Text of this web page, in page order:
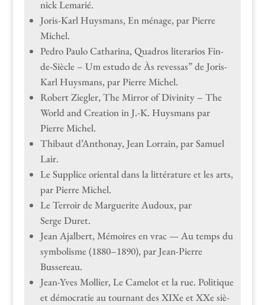
nick Lemarié.
Joris-Karl Huys­mans, En ménage, par Pierre
Michel.
Pedro Paulo Catha­ri­na, Quadros lit­er­ar­ios Fin-
de-Siè­cle – Um estu­do de Às reves­sas” de Joris-
Karl Huys­mans, par Pierre Michel.
Robert Ziegler, The Mir­ror of Divin­i­ty – The
World and Cre­ation in J.-K. Huys­mans par
Pierre Michel.
Thibaut d’Anthonay, Jean Lor­rain, par Samuel
Lair.
Le Sup­plice ori­en­tal dans la lit­téra­ture et les arts,
par Pierre Michel.
Le Ter­roir de Mar­guerite Audoux, par
Serge Duret.
Jean Ajal­bert, Mémoires en vrac — Au temps du
sym­bol­isme (1880–1890), par Jean-Pierre
Bussereau.
Jean-Yves Mol­lier, Le Camelot et la rue. Poli­tique
et démoc­ra­tie au tour­nant des XIXe et XXe siè­